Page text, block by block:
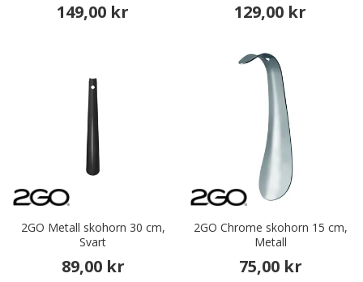
149,00 kr 129,00 kr
2GO Metall skohorn 30 cm,
Svart
89,00 kr
2GO Chrome skohorn 15 cm,
Metall
75,00 kr